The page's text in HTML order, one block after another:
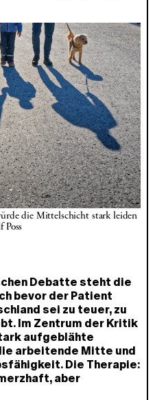
die Mittelschicht stark leiden
Debatte steht die
bevor der Patient
sei zu teuer, zu
Im Zentrum der Kritik
aufgeblähte
arbeitende Mitte und
Die Therapie:
aber